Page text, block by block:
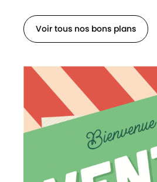
Voir tous nos bons plans